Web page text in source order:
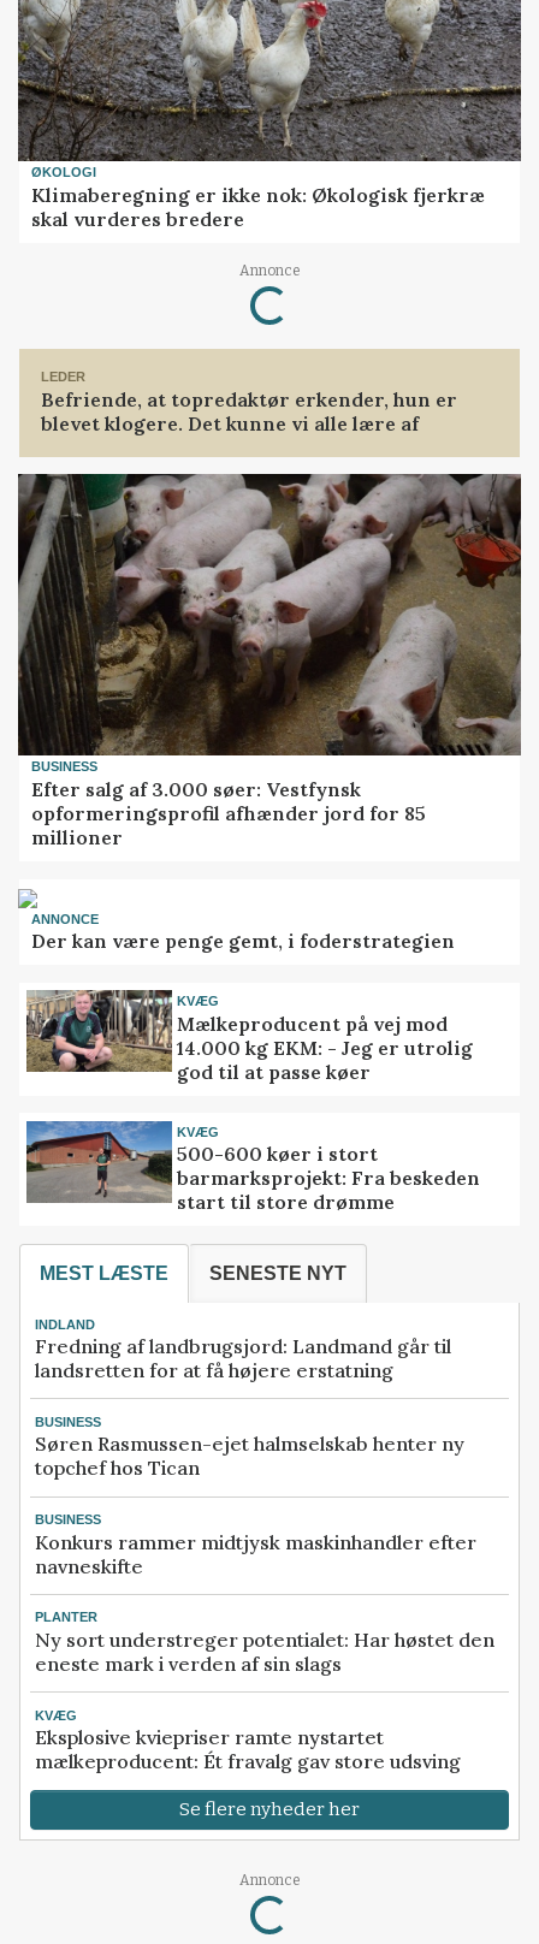
ØKOLOGI
Klimaberegning er ikke nok: Økologisk fjerkræ
skal vurderes bredere
Annonce
Loading...
LEDER
Befriende, at topredaktør erkender, hun er
blevet klogere. Det kunne vi alle lære af
BUSINESS
Efter salg af 3.000 søer: Vestfynsk
opformeringsprofil afhænder jord for 85
millioner
ANNONCE
Der kan være penge gemt, i foderstrategien
KVÆG
Mælkeproducent på vej mod
14.000 kg EKM: - Jeg er utrolig
god til at passe køer
KVÆG
500-600 køer i stort
barmarksprojekt: Fra beskeden
start til store drømme
MEST LÆSTE SENESTE NYT
INDLAND
Fredning af landbrugsjord: Landmand går til
landsretten for at få højere erstatning
BUSINESS
Søren Rasmussen-ejet halmselskab henter ny
topchef hos Tican
BUSINESS
Konkurs rammer midtjysk maskinhandler efter
navneskifte
PLANTER
Ny sort understreger potentialet: Har høstet den
eneste mark i verden af sin slags
KVÆG
Eksplosive kviepriser ramte nystartet
mælkeproducent: Ét fravalg gav store udsving
Se flere nyheder her
Annonce
Loading...